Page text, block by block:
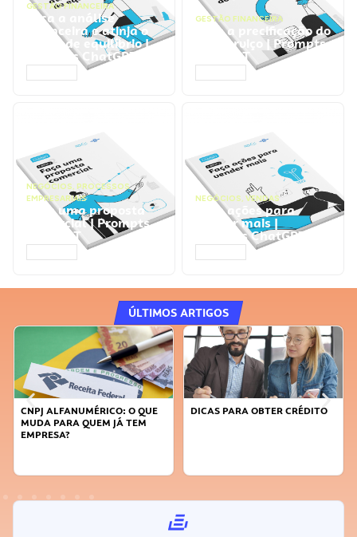
GESTÃO FINANCEIRA
Faça a análise
financeira e atinja o
ponto de equilíbrio |
Prompts ChatGPT
GESTÃO FINANCEIRA
Faça a precificação do
seu serviço | Prompts
ChatGPT
NEGÓCIOS, PROCESSOS
EMPRESARIAIS
Faça uma proposta
comercial | Prompts
ChatGPT
NEGÓCIOS, VENDAS
Faça ações para
vender mais |
Prompts ChatGPT
ÚLTIMOS ARTIGOS
O QUE
JÁ TEM
DICAS PARA OBTER CRÉDITO
FAÇA A